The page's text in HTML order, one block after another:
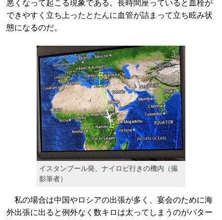
悪くなって起こる現象である。長時間座っていると血栓が
できやすく立ち上ったとたんに血管が詰まって立ち眩み状
態になるのだ。
イスタンブール発、ナイロビ行きの機内（撮
影筆者）
私の場合は中国やロシアの出張が多く、宴会のために海
外出張に出ると例外なく数キロは太ってしまうのがパター